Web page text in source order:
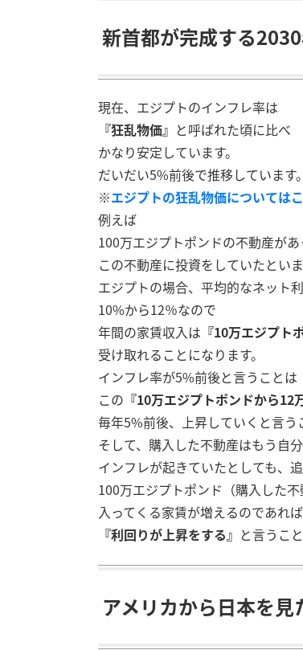
新首都が完成する
現在、エジプトのインフレ率は
『狂乱物価』 と呼ばれた頃に比べ
かなり安定しています。
だいだい5%前後で推移しています。
※エジプトの狂乱物価については
例えば
100万エジプトポンドの不動産が
この不動産に投資をしていたといま
エジプトの場合、平均的なネット
10%から12％なので
年間の家賃収入は 『10万エジプト
受け取れることになります。
インフレ率が5%前後と言うことは
この 『10万エジプトポンドから12
毎年5%前後、上昇していくと言う
そして、購入した不動産はもう自
インフレが起きていたとしても、
100万エジプトポンド（購入した
入ってくる家賃が増えるのであれば
『利回りが上昇をする』 と言うこ
アメリカから日本を